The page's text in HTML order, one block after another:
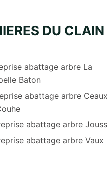
DU CLAIN
abattage arbre La
Baton
abattage arbre Ceaux
abattage arbre
abattage arbre Vaux